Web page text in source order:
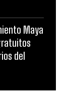
Maya
del